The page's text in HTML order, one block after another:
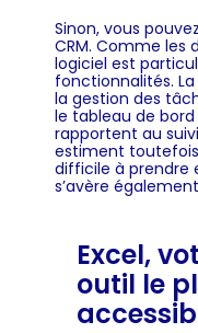
Sinon, vous
CRM. Comme les
logiciel est
fonctionnalités.
la gestion des
le tableau de
rapportent au
estiment toutefois
difficile à prendre
s’avère
Excel,
outil le